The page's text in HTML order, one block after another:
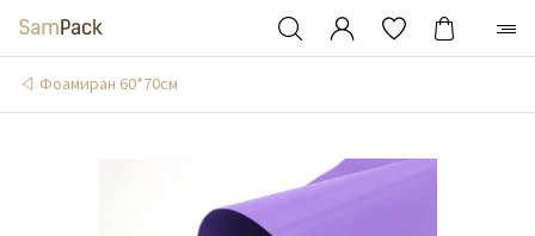
Фоамиран 60*70см